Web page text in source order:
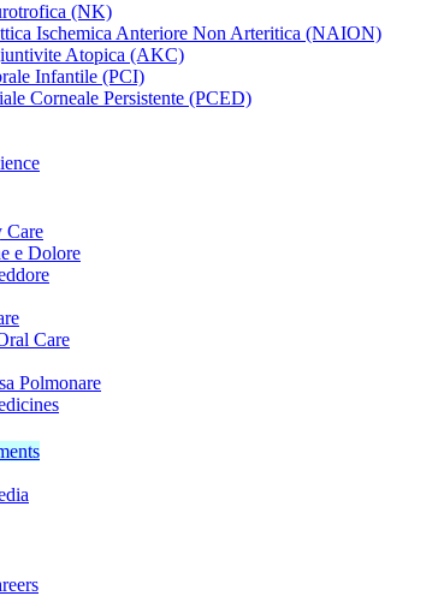
(NK)
Ischemica Anteriore Non Arteritica (NAION)
Atopica (AKC)
Infantile (PCI)
Corneale Persistente (PCED)
Care
e Dolore
Care
Polmonare